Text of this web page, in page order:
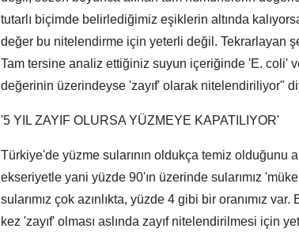
tutarlı biçimde belirlediğimiz eşiklerin altında
değer bu nitelendirme için yeterli değil. Tekrarlayan
Tam tersine analiz ettiğiniz suyun içeriğinde 'E. coli'
değerinin üzerindeyse 'zayıf' olarak nitelendiriliyor"
'5 YIL ZAYIF OLURSA YÜZMEYE KAPATILIYOR'
Türkiye'de yüzme sularının oldukça temiz olduğunu
ekseriyetle yani yüzde 90'ın üzerinde sularımız
sularımız çok azınlıkta, yüzde 4 gibi bir oranımız
kez 'zayıf' olması aslında zayıf nitelendirilmesi için